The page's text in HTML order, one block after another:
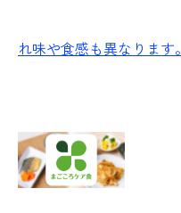
れ味や食感も異なります。